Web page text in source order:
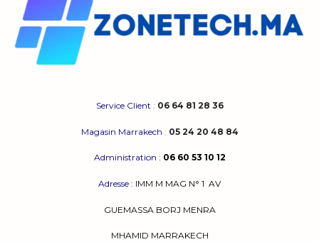
Service Client : 06 64 81 28 36
Magasin Marrakech : 05 24 20 48 84
Administration : 06 60 53 10 12
Adresse : IMM M MAG N° 1 AV
GUEMASSA BORJ MENRA
MHAMID MARRAKECH